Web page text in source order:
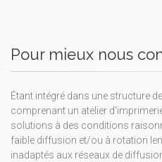
Pour mieux nous
Étant intégré dans une structure
comprenant un atelier
solutions à des conditions
faible diffusion et/ou à rotation
inadaptés aux réseaux de